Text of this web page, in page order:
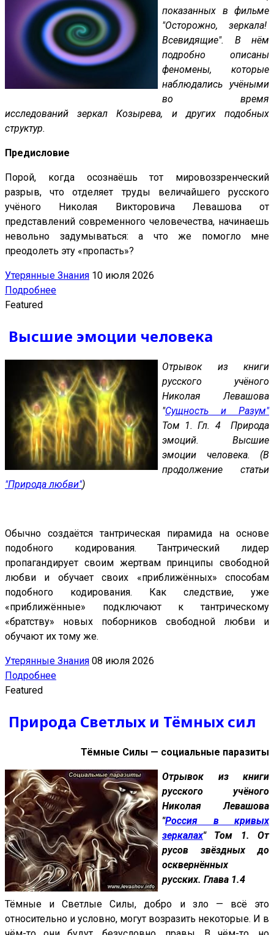
показанных в фильме
"Осторожно, зеркала!
Всевидящие". В нём
подробно описаны
феномены, которые
наблюдались учёными
во время
исследований зеркал Козырева, и других подобных
структур.
Предисловие
Порой, когда осознаёшь тот мировоззренческий
разрыв, что отделяет труды величайшего русского
учёного Николая Викторовича Левашова от
представлений современного человечества, начинаешь
невольно задумываться: а что же помогло мне
преодолеть эту «пропасть»?
Утерянные Знания 10 июля 2026
Подробнее
Featured
Высшие эмоции человека
Отрывок из книги
русского учёного
Николая Левашова
"Сущность и Разум"
Том 1. Гл. 4 Природа
эмоций. Высшие
эмоции человека. (В
продолжение статьи
"Природа любви")
Обычно создаётся тантрическая пирамида на основе
подобного кодирования. Тантрический лидер
пропагандирует своим жертвам принципы свободной
любви и обучает своих «приближённых» способам
подобного кодирования. Как следствие, уже
«приближённые» подключают к тантрическому
«братству» новых поборников свободной любви и
обучают их тому же.
Утерянные Знания 08 июля 2026
Подробнее
Featured
Природа Светлых и Тёмных сил
Тёмные Силы — социальные паразиты
Отрывок из книги
русского учёного
Николая Левашова
"Россия в кривых
зеркалах" Том 1. От
русов звёздных до
осквернённых
русских. Глава 1.4
Тёмные и Светлые Силы, добро и зло — всё это
относительно и условно, могут возразить некоторые. И в